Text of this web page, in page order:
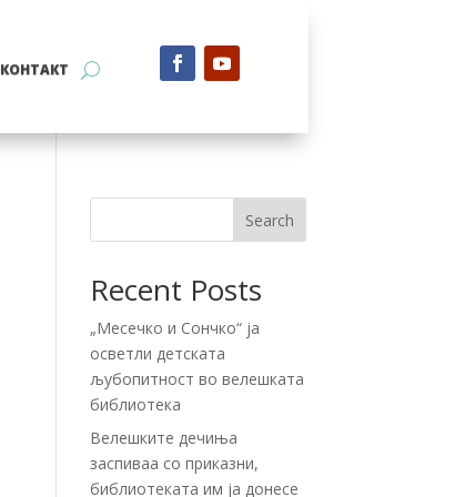
КОНТАКТ
Search
Recent Posts
„Месечко и Сончко“ ја
осветли детската
љубопитност во велешката
библиотека
Велешките дечиња
заспиваа со приказни,
библиотеката им ја донесе